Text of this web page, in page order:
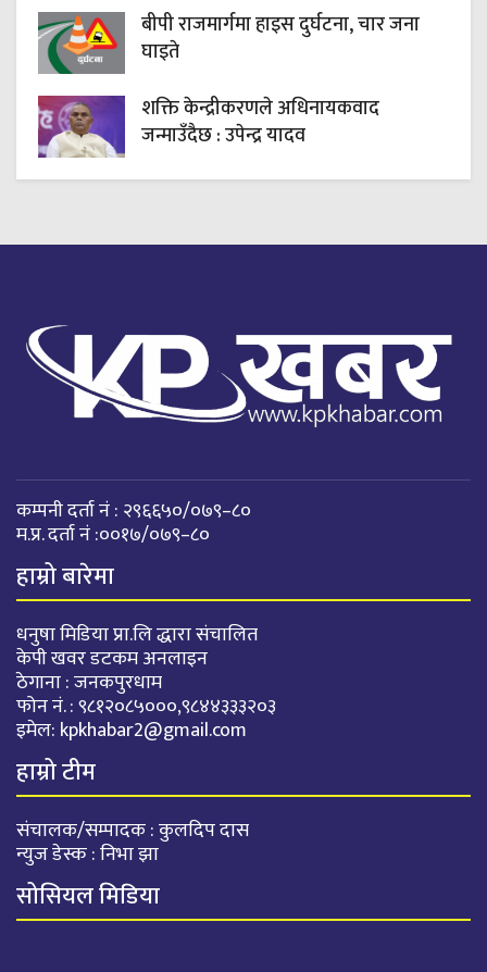
बीपी राजमार्गमा हाइस दुर्घटना, चार जना
घाइते
शक्ति केन्द्रीकरणले अधिनायकवाद
जन्माउँदैछ : उपेन्द्र यादव
कम्पनी दर्ता नं : २९६६५०/०७९–८०
म.प्र. दर्ता नं :००१७/०७९–८०
हाम्रो बारेमा
धनुषा मिडिया प्रा.लि द्धारा संचालित
केपी खवर डटकम अनलाइन
ठेगाना : जनकपुरधाम
फोन नं. : ९८१२०८५०००,९८४४३३३२०३
इमेल: kpkhabar2@gmail.com
हाम्रो टीम
संचालक/सम्पादक : कुलदिप दास
न्युज डेस्क : निभा झा
सोसियल मिडिया